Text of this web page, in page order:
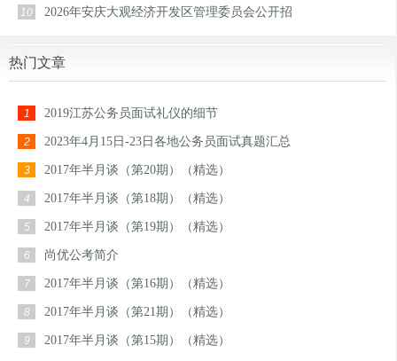
10 2026年安庆大观经济开发区管理委员会公开招
热门文章
1 2019江苏公务员面试礼仪的细节
2 2023年4月15日-23日各地公务员面试真题汇总
3 2017年半月谈（第20期）（精选）
4 2017年半月谈（第18期）（精选）
5 2017年半月谈（第19期）（精选）
6 尚优公考简介
7 2017年半月谈（第16期）（精选）
8 2017年半月谈（第21期）（精选）
9 2017年半月谈（第15期）（精选）